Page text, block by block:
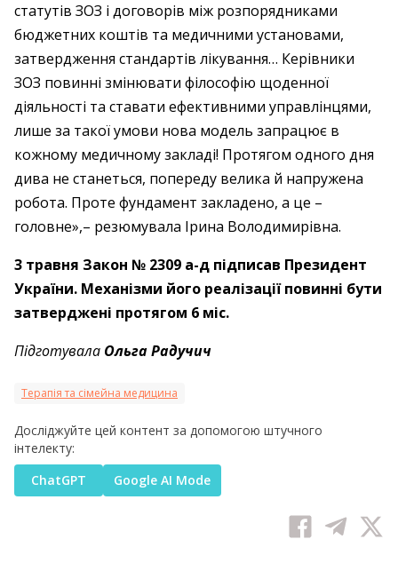
статутів ЗОЗ і договорів між розпорядниками
бюджетних коштів та медичними установами,
затвердження стандартів лікування… Керівники
ЗОЗ повинні змінювати філософію щоденної
діяльності та ставати ефективними управлінцями,
лише за такої умови нова модель запрацює в
кожному медичному закладі! Протягом одного дня
дива не станеться, попереду велика й напружена
робота. Проте фундамент закладено, а це –
головне»,– резюмувала Ірина Володимирівна.
3 травня Закон № 2309 а-д підписав Президент
України. Механізми його реалізації повинні бути
затверджені протягом 6 міс.
Підготувала Ольга Радучич
Терапія та сімейна медицина
Досліджуйте цей контент за допомогою штучного
інтелекту:
ChatGPT
Google AI Mode